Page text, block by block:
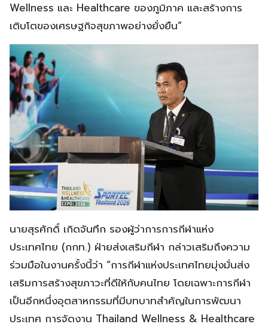
Wellness และ Healthcare ของภูมิภาค และสร้างการ
เติบโตของเศรษฐกิจสุขภาพอย่างยั่งยืน”
​นายสุรศักดิ์ เกิดจันทึก รองผู้ว่าการการกีฬาแห่ง
ประเทศไทย (กกท.) ฝ่ายส่งเสริมกีฬา กล่าวเสริมถึงความ
ร่วมมือในงานครั้งนี้ว่า “การกีฬาแห่งประเทศไทยมุ่งมั่นส่ง
เสริมการสร้างสุขภาวะที่ดีให้กับคนไทย โดยเฉพาะการกีฬา
เป็นอีกหนึ่งอุตสาหกรรมที่มีบทบาทสำคัญในการพัฒนา
ประเทศ การจัดงาน Thailand Wellness & Healthcare